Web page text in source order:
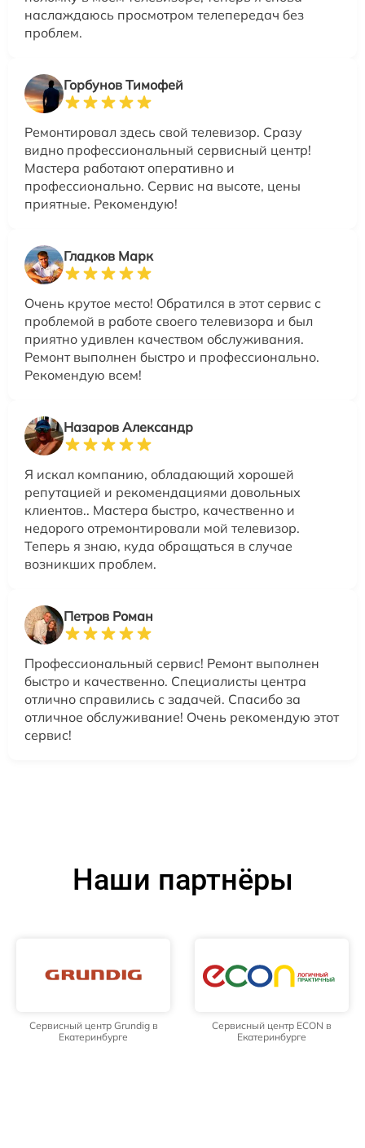
наслаждаюсь просмотром телепередач без
проблем.
Горбунов Тимофей
Ремонтировал здесь свой телевизор. Сразу
видно профессиональный сервисный центр!
Мастера работают оперативно и
профессионально. Сервис на высоте, цены
приятные. Рекомендую!
Гладков Марк
Очень крутое место! Обратился в этот сервис с
проблемой в работе своего телевизора и был
приятно удивлен качеством обслуживания.
Ремонт выполнен быстро и профессионально.
Рекомендую всем!
Назаров Александр
Я искал компанию, обладающий хорошей
репутацией и рекомендациями довольных
клиентов.. Мастера быстро, качественно и
недорого отремонтировали мой телевизор.
Теперь я знаю, куда обращаться в случае
возникших проблем.
Петров Роман
Профессиональный сервис! Ремонт выполнен
быстро и качественно. Специалисты центра
отлично справились с задачей. Спасибо за
отличное обслуживание! Очень рекомендую этот
сервис!
Наши партнёры
Сервисный центр Grundig в
Екатеринбурге
Сервисный центр ECON в
Екатеринбурге